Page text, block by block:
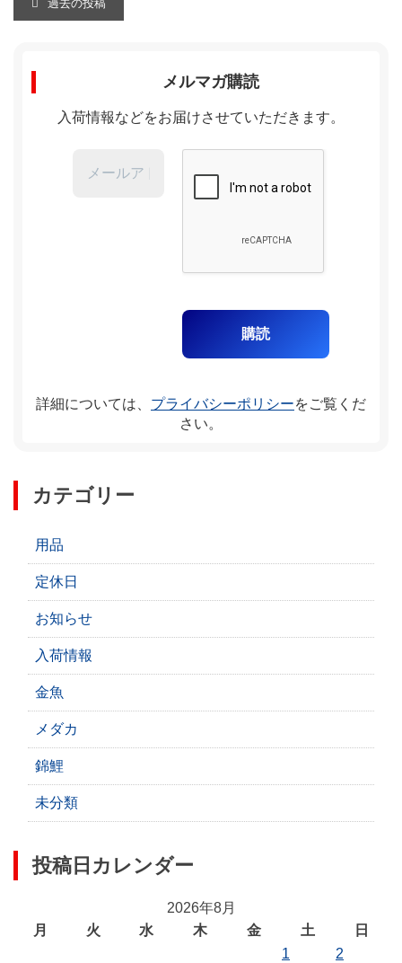
ナ
ビ
過去の投稿
メルマガ購読
入荷情報などをお届けさせていただきます。
詳細については、 プライバシーポリシーをご覧くだ
さい。
カテゴリー
用品
定休日
お知らせ
入荷情報
金魚
メダカ
錦鯉
未分類
投稿日カレンダー
2026年8月
月
火 水 木 金 土
日
1
2